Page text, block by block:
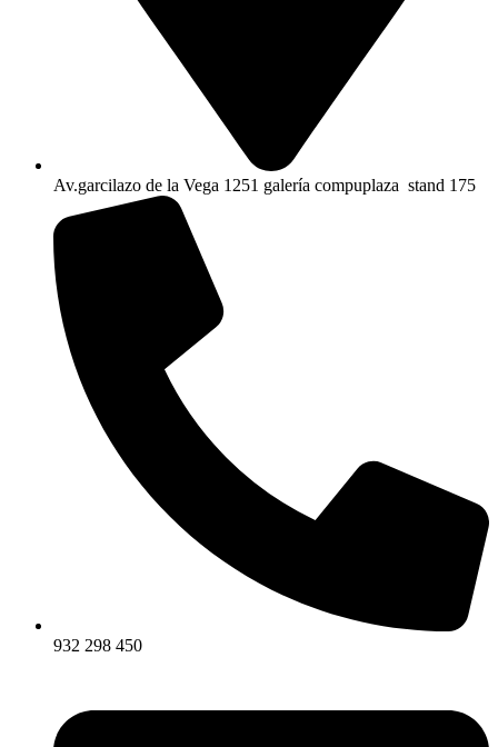
Av.garcilazo de la Vega 1251 galería compuplaza stand 175
932 298 450